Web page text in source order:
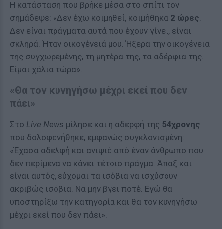
Η κατάσταση που βρήκε μέσα στο σπίτι τον
σημάδεψε: «Δεν έχω κοιμηθεί, κοιμήθηκα 2 ώρες.
Δεν είναι πράγματα αυτά που έχουν γίνει, είναι
σκληρά. Ήταν οικογένειά μου. Ήξερα την οικογένεια
της συγχωρεμένης, τη μητέρα της, τα αδέρφια της.
Είμαι χάλια τώρα».
«Θα τον κυνηγήσω μέχρι εκεί που δεν
πάει»
Στο Live News μίλησε και η αδερφή της 54χρονης
που δολοφονήθηκε, εμφανώς συγκλονισμένη:
«Έχασα αδελφή και ανιψιό από έναν άνθρωπο που
δεν περίμενα να κάνει τέτοιο πράγμα. Άπαξ και
είναι αυτός, εύχομαι τα ισόβια να ισχύσουν
ακριβώς ισόβια. Να μην βγει ποτέ. Εγώ θα
υποστηρίξω την κατηγορία και θα τον κυνηγήσω
μέχρι εκεί που δεν πάει».